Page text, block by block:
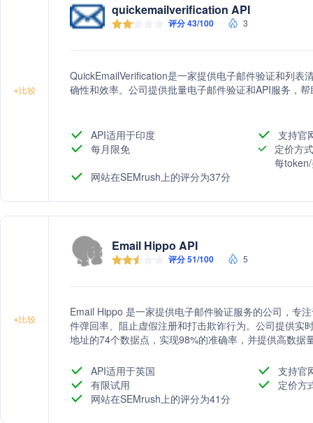
+比较
quickemailverification API
评分 43/100 3
QuickEmailVerification是一家提供电子邮件验证和列表
确性和效率。公司提供批量电子邮件验证和API服务，
API适用于印度
支持官
每月限免
定价方
每
网站在SEMrush上的评分为37分
+比较
Email Hippo API
评分 51/100 5
Email Hippo 是一家提供电子邮件验证服务的公司，专
件弹回率、阻止虚假注册和打击欺诈行为。公司提供实
地址的74个数据点，实现98%的准确率，并提供高数
API适用于英国
支持官
有限试用
定价方
网站在SEMrush上的评分为41分